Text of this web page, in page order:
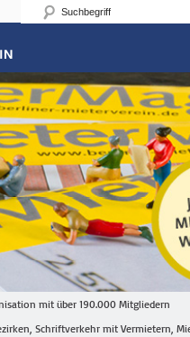
mit über 190.000 Mitgliedern
Schriftverkehr mit Vermietern,